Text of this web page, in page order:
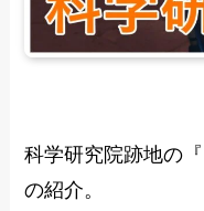
科学研究院跡地の『
の紹介。